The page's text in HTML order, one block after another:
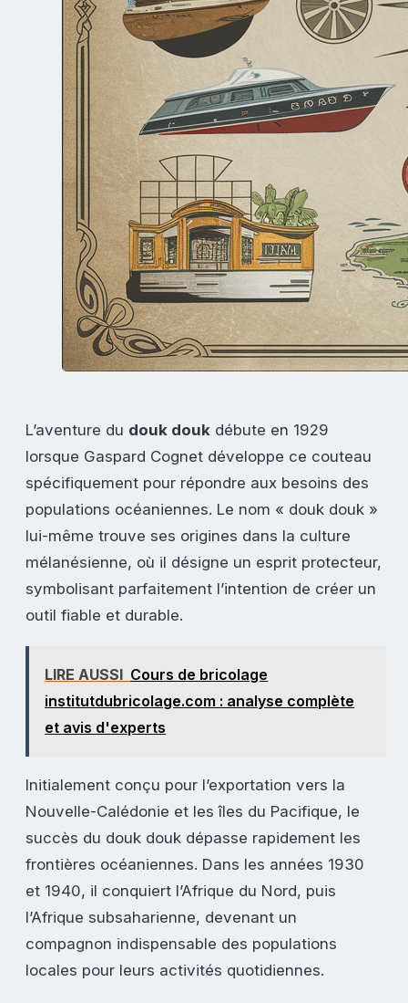
L’aventure du douk douk débute en 1929
lorsque Gaspard Cognet développe ce couteau
spécifiquement pour répondre aux besoins des
populations océaniennes. Le nom « douk douk »
lui-même trouve ses origines dans la culture
mélanésienne, où il désigne un esprit protecteur,
symbolisant parfaitement l’intention de créer un
outil fiable et durable.
LIRE AUSSI Cours de bricolage
institutdubricolage.com : analyse complète
et avis d'experts
Initialement conçu pour l’exportation vers la
Nouvelle-Calédonie et les îles du Pacifique, le
succès du douk douk dépasse rapidement les
frontières océaniennes. Dans les années 1930
et 1940, il conquiert l’Afrique du Nord, puis
l’Afrique subsaharienne, devenant un
compagnon indispensable des populations
locales pour leurs activités quotidiennes.